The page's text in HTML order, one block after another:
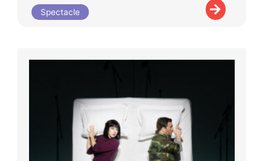
Spectacle